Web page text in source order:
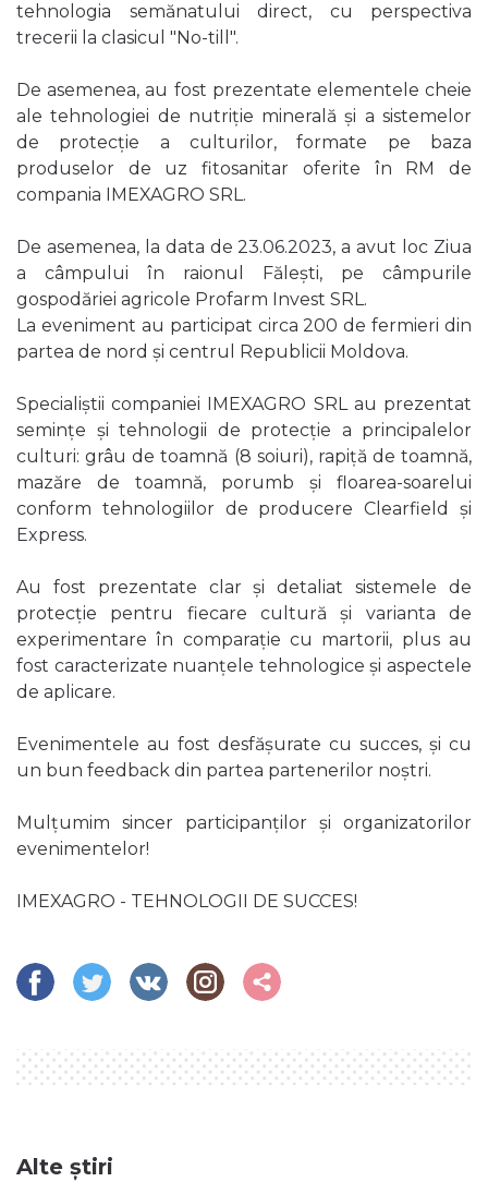
tehnologia semănatului direct, cu perspectiva
trecerii la clasicul "No-till".
De asemenea, au fost prezentate elementele cheie
ale tehnologiei de nutriție minerală și a sistemelor
de protecție a culturilor, formate pe baza
produselor de uz fitosanitar oferite în RM de
compania IMEXAGRO SRL.
De asemenea, la data de 23.06.2023, a avut loc Ziua
a câmpului în raionul Fălești, pe câmpurile
gospodăriei agricole Profarm Invest SRL.
La eveniment au participat circa 200 de fermieri din
partea de nord și centrul Republicii Moldova.
Specialiștii companiei IMEXAGRO SRL au prezentat
semințe și tehnologii de protecție a principalelor
culturi: grâu de toamnă (8 soiuri), rapiță de toamnă,
mazăre de toamnă, porumb și floarea-soarelui
conform tehnologiilor de producere Clearfield și
Express.
Au fost prezentate clar și detaliat sistemele de
protecție pentru fiecare cultură și varianta de
experimentare în comparație cu martorii, plus au
fost caracterizate nuanțele tehnologice și aspectele
de aplicare.
Evenimentele au fost desfășurate cu succes, și cu
un bun feedback din partea partenerilor noștri.
Mulțumim sincer participanților și organizatorilor
evenimentelor!
IMEXAGRO - TEHNOLOGII DE SUCCES!
Alte știri